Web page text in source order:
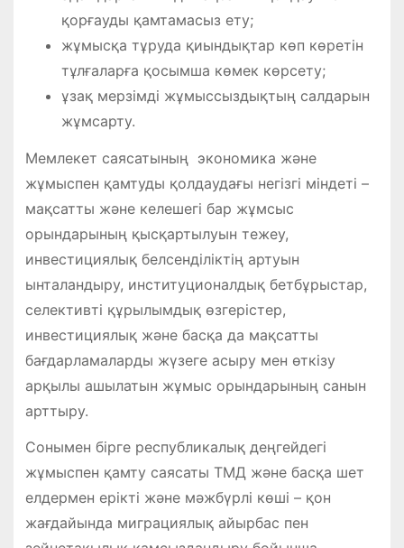
қорғауды қамтамасыз ету;
жұмысқа тұруда қиындықтар көп көретін
тұлғаларға қосымша көмек көрсету;
ұзақ мерзімді жұмыссыздықтың салдарын
жұмсарту.
Мемлекет саясатының экономика және
жұмыспен қамтуды қолдаудағы негізгі міндеті –
мақсатты және келешегі бар жұмсыс
орындарының қысқартылуын тежеу,
инвестициялық белсенділіктің артуын
ынталандыру, институционалдық бетбұрыстар,
селективті құрылымдық өзгерістер,
инвестициялық және басқа да мақсатты
бағдарламаларды жүзеге асыру мен өткізу
арқылы ашылатын жұмыс орындарының санын
арттыру.
Сонымен бірге республикалық деңгейдегі
жұмыспен қамту саясаты ТМД және басқа шет
елдермен ерікті және мәжбүрлі көші – қон
жағдайында миграциялық айырбас пен